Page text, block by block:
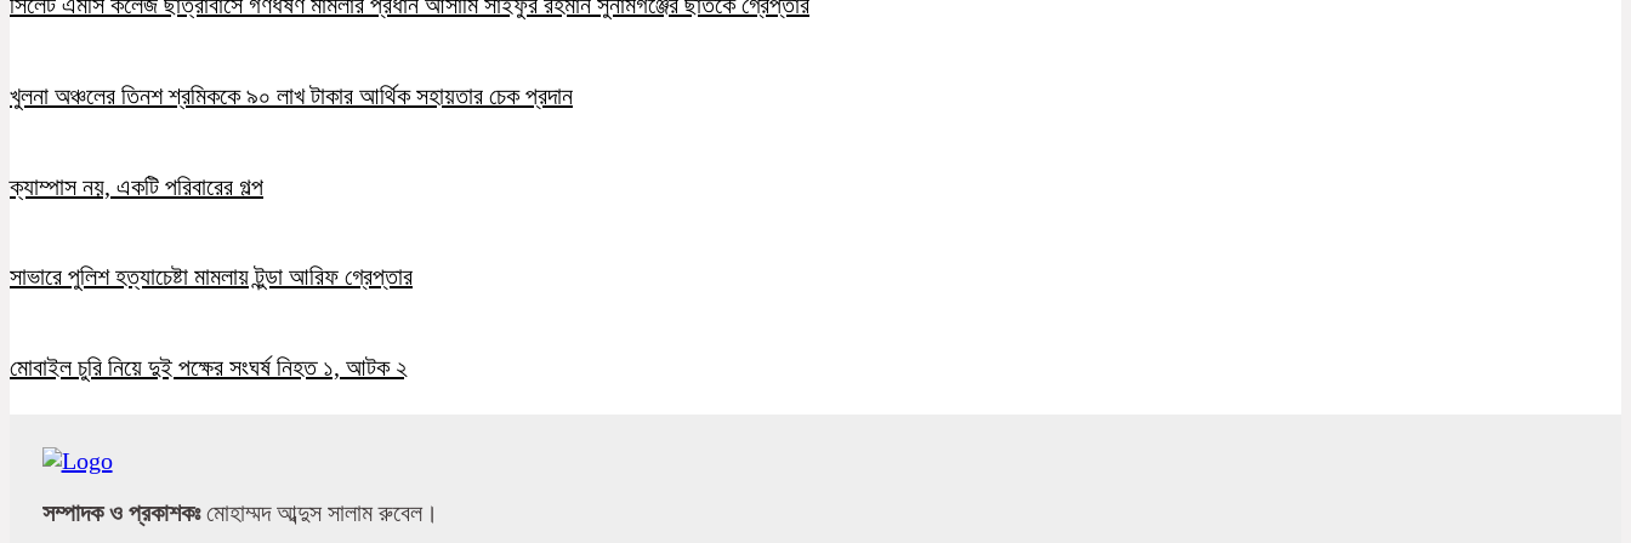
সিলেট এমসি কলেজ ছাত্রাবাসে গণধর্ষণ মামলার প্রধান আসামি সাইফুর রহমান সুনামগঞ্জের ছাতকে গ্রেপ্তার
খুলনা অঞ্চলের তিনশ শ্রমিককে ৯০ লাখ টাকার আর্থিক সহায়তার চেক প্রদান
ক্যাম্পাস নয়, একটি পরিবারের গল্প
সাভারে পুলিশ হত্যাচেষ্টা মামলায় টুন্ডা আরিফ গ্রেপ্তার
মোবাইল চুরি নিয়ে দুই পক্ষের সংঘর্ষ নিহত ১, আটক ২
সম্পাদক ও প্রকাশকঃমোহাম্মদ আব্দুস সালাম রুবেল।